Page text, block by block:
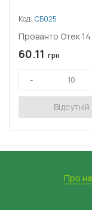
Код: СБ025
Прованто Отек
60.11 грн
Відсутній
Про